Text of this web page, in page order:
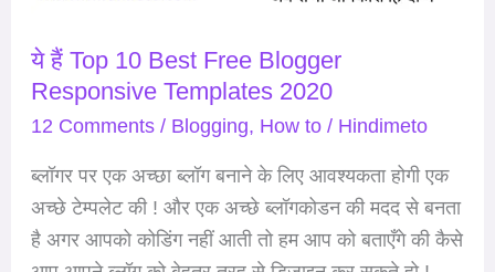
ये हैं Top 10 Best Free Blogger
Responsive Templates 2020
12 Comments / Blogging, How to/ Hindimeto
ब्लॉगर पर एक अच्छा ब्लॉग बनाने के लिए आवश्यकता होगी एक
अच्छे टेम्पलेट की ! और एक अच्छे ब्लॉगकोडन की मदद से बनता
है अगर आपको कोडिंग नहीं आती तो हम आप को बताएँगे की कैसे